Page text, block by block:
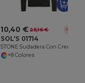
10,40 € 25,16 € -59%
SOL'S 01714
+8 Colores